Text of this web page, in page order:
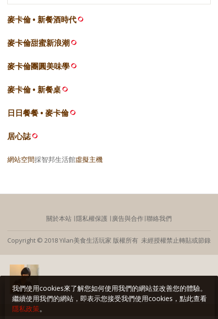
麥卡倫 • 新餐酒時代
麥卡倫甜蜜新浪潮
麥卡倫團圓美味學
麥卡倫 • 新餐桌
日日餐餐 • 麥卡倫
居心誌
網站空間採智邦生活館虛擬主機
關於本站 ∣隱私權保護 ∣ 廣告與合作∣聯絡我們
Copyright © 2018 Yilan美食生活玩家 版權所有 未經授權禁止轉貼或節錄
我們使用cookies來了解您如何使用我們的網站並改善您的體驗。
繼續使用我們的網站，即表示您接受我們使用cookies，點此查看
隱私政策。